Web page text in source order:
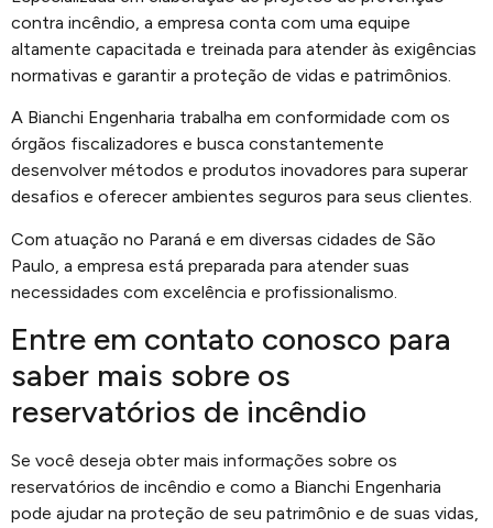
contra incêndio, a empresa conta com uma equipe
altamente capacitada e treinada para atender às exigências
normativas e garantir a proteção de vidas e patrimônios.
A Bianchi Engenharia trabalha em conformidade com os
órgãos fiscalizadores e busca constantemente
desenvolver métodos e produtos inovadores para superar
desafios e oferecer ambientes seguros para seus clientes.
Com atuação no Paraná e em diversas cidades de São
Paulo, a empresa está preparada para atender suas
necessidades com excelência e profissionalismo.
Entre em contato conosco para
saber mais sobre os
reservatórios de incêndio
Se você deseja obter mais informações sobre os
reservatórios de incêndio e como a Bianchi Engenharia
pode ajudar na proteção de seu patrimônio e de suas vidas,